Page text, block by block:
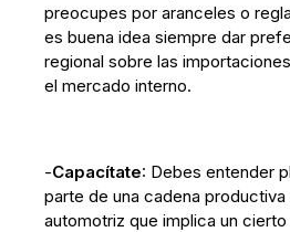
preocupes por aranceles o
es buena idea siempre dar
regional sobre las
el mercado interno.
-Capacítate: Debes entender
parte de una cadena productiva
automotriz que implica un